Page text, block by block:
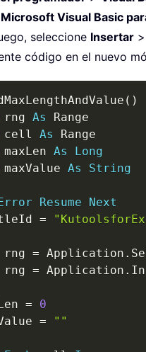
Microsoft Visual Basic
seleccione Insertar >
código en el nuevo
( )
rng As Range
cell As Range
maxLen As
Long
maxValue As String
Resume
Next
=
rng = Application .
rng = Application .
=
0
= ""